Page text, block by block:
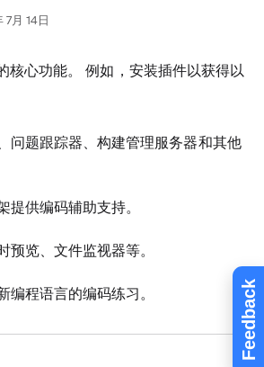
Feedback
月 14日
核心功能。 例如，安装插件以获得以
问题跟踪器、构建管理服务器和其他
提供编码辅助支持。
预览、文件监视器等。
编程语言的编码练习。